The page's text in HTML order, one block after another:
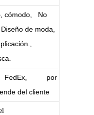
cómodo,
No
Diseño de moda,
por
del cliente